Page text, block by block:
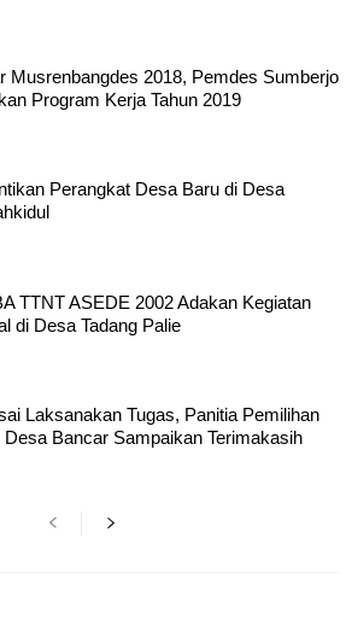
Musrenbangdes 2018, Pemdes Sumberjo
Program Kerja Tahun 2019
Perangkat Desa Baru di Desa
TTNT ASEDE 2002 Adakan Kegiatan
di Desa Tadang Palie
Laksanakan Tugas, Panitia Pemilihan
Desa Bancar Sampaikan Terimakasih